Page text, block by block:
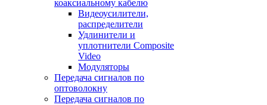
коаксиальному кабелю
Видеоусилители,
распределители
Удлинители и
уплотнители Сomposite
Video
Модуляторы
Передача сигналов по
оптоволокну
Передача сигналов по